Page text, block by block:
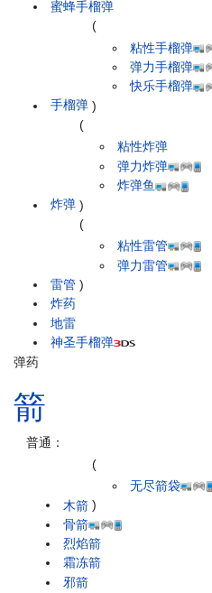
蜜蜂手榴弹
手榴弹
(
粘性手榴弹
弹力手榴弹
快乐手榴弹
)
炸弹
(
粘性炸弹
弹力炸弹
炸弹鱼
)
雷管
(
粘性雷管
弹力雷管
)
炸药
地雷
神圣手榴弹
弹药
箭
普通：
木箭
(
无尽箭袋
)
骨箭
烈焰箭
霜冻箭
邪箭